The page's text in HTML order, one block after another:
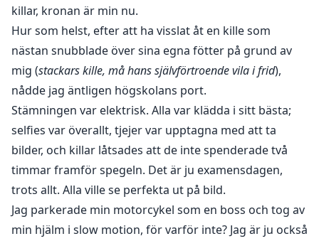
killar, kronan är min nu.
Hur som helst, efter att ha visslat åt en kille som
nästan snubblade över sina egna fötter på grund av
mig (stackars kille, må hans självförtroende vila i frid),
nådde jag äntligen högskolans port.
Stämningen var elektrisk. Alla var klädda i sitt bästa;
selfies var överallt, tjejer var upptagna med att ta
bilder, och killar låtsades att de inte spenderade två
timmar framför spegeln. Det är ju examensdagen,
trots allt. Alla ville se perfekta ut på bild.
Jag parkerade min motorcykel som en boss och tog av
min hjälm i slow motion, för varför inte? Jag är ju också